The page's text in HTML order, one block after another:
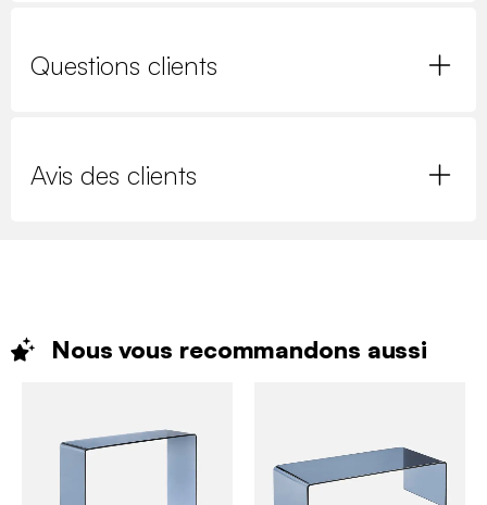
Questions clients
Avis des clients
Nous vous recommandons aussi